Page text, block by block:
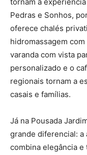
tornam a
Pedras e Sonhos,
oferece chalés
hidromassagem
varanda com vista
personalizado e o
regionais tornam a
casais e famílias.
Já na Pousada
grande diferencial: a
combina elegância